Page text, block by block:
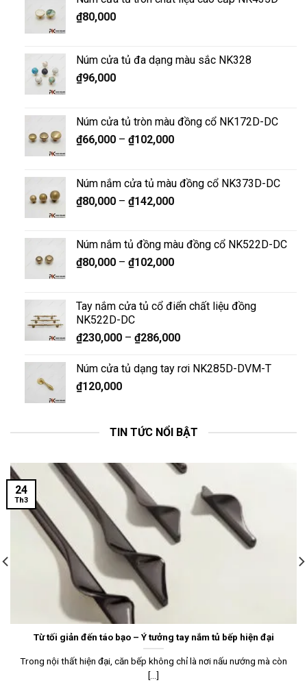
₫80,000
Núm cửa tủ đa dạng màu sắc NK328
₫96,000
Núm cửa tủ tròn màu đồng cổ NK172D-DC
₫66,000– ₫102,000
Núm nắm cửa tủ màu đồng cổ NK373D-DC
₫80,000– ₫142,000
Núm nắm tủ đồng màu đồng cổ NK522D-DC
₫80,000– ₫102,000
Tay nắm cửa tủ cổ điển chất liệu đồng
NK522D-DC
₫230,000– ₫286,000
Núm cửa tủ dạng tay rơi NK285D-DVM-T
₫120,000
TIN TỨC NỔI BẬT
Từ tối giản đến táo bạo – Ý tưởng tay nắm tủ bếp hiện đại
Trong nội thất hiện đại, căn bếp không chỉ là nơi nấu nướng mà còn
[...]
24
Th3